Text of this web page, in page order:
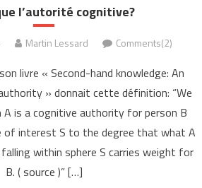
l’autorité cognitive?
Martin Lessard Comments(2)
livre « Second-hand knowledge: An
» donnait cette définition: “We
is a cognitive authority for person B
of interest S to the degree that what A
within sphere S carries weight for
B. ( source )” […]